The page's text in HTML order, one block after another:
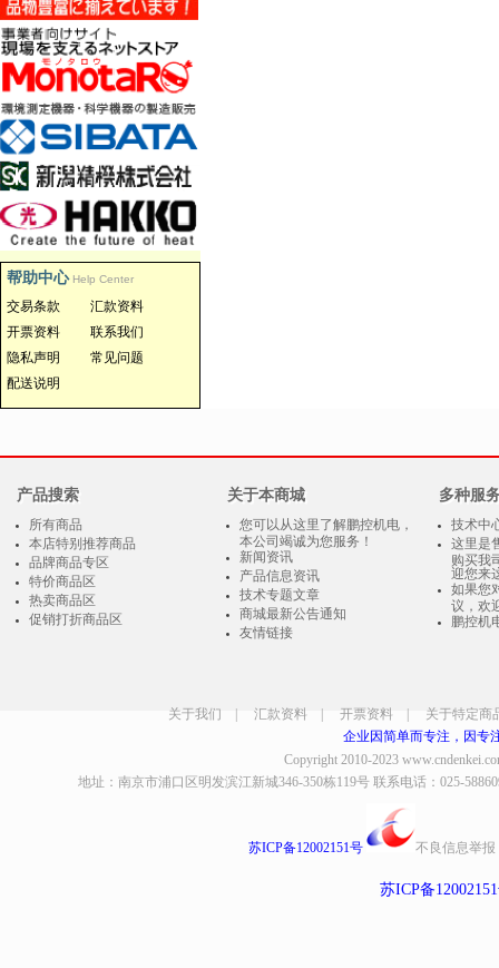
帮助中心 Help Center
交易条款
汇款资料
开票资料
联系我们
隐私声明
常见问题
配送说明
产品搜索
所有商品
本店特别推荐商品
品牌商品专区
特价商品区
热卖商品区
促销打折商品区
关于本商城
您可以从这里了解鹏控机电，
本公司竭诚为您服务！
新闻资讯
产品信息资讯
技术专题文章
商城最新公告通知
友情链接
多种服
技术中
这里是
购买我
迎您来
如果您
议，欢
鹏控机
关于我们 汇款资料 开票资料
关于特定商
企业因简单而专注，因专
Copyright 2010-2023
地址：南京市浦口区明发滨江新城346-350栋119号 联系电话：025-
苏ICP备12002151号 不良信息举报
苏ICP备